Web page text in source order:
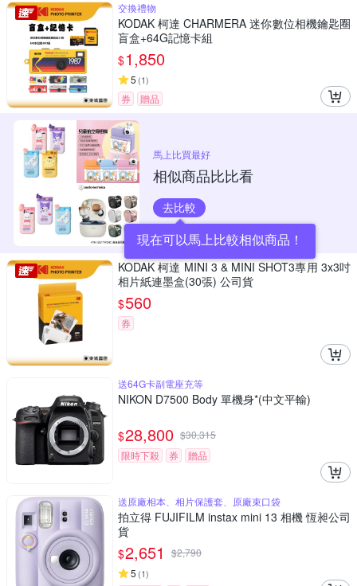
交換禮物
KODAK 柯達 CHARMERA 迷你數位相機鑰匙圈
盲盒+64G記憶卡組
$1,850
5 (1)
券 贈品
馬上比買最好
相似商品比比看
去比較
現在可以馬上比較相似商品！
KODAK 柯達 MINI 3 & MINI SHOT3專用 3x3吋
相片紙連墨盒(30張) 公司貨
$560
券
送64G卡副電座充等
NIKON D7500 Body 單機身*(中文平輸)
$28,800 $30,315
限時下殺
券 贈品
送原廠相本、相片保護套、原廠束口袋
拍立得 FUJIFILM instax mini 13 相機 恆昶公司
貨
$2,651 $2,790
5 (1)